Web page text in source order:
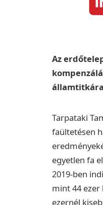
Az
Tarpataki
faültetésen
egyetlen fa
2019-ben
mint 44
ezernél